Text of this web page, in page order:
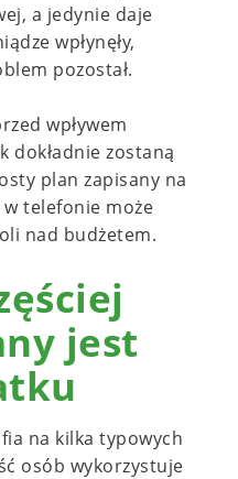
a jedynie daje
wpłynęły,
pozostał.
wpływem
dokładnie zostaną
plan zapisany na
telefonie może
nad budżetem.
jest
na kilka typowych
osób wykorzystuje